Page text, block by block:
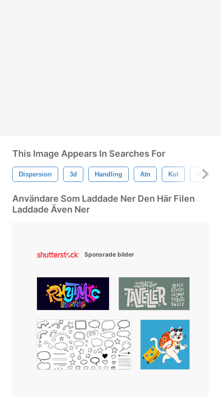
This Image Appears In Searches For
Dispersion 3d Handling Atn Kul Ha
Användare Som Laddade Ner Den Här Filen
Laddade Även Ner
Sponsrade bilder